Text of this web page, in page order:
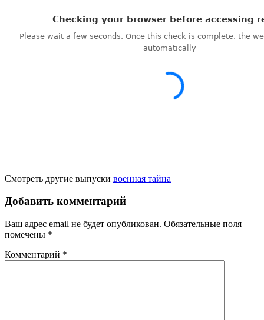
Смотреть другие выпуски военная тайна
Добавить комментарий
Ваш адрес email не будет опубликован. Обязательные поля
помечены *
Комментарий *